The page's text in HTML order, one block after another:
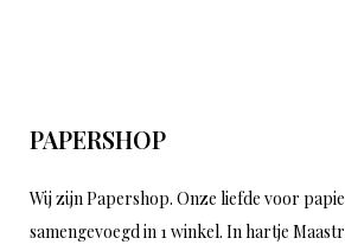
PAPERSHOP
Wij zijn Papershop. Onze liefde voor
samengevoegd in 1 winkel. In hartje